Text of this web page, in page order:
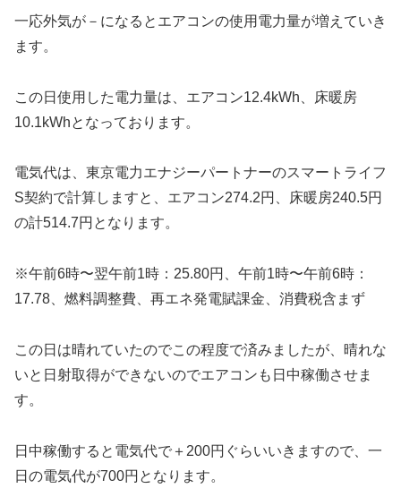
一応外気が－になるとエアコンの使用電力量が増えていき
ます。
この日使用した電力量は、エアコン12.4kWh、床暖房
10.1kWhとなっております。
電気代は、東京電力エナジーパートナーのスマートライフ
S契約で計算しますと、エアコン274.2円、床暖房240.5円
の計514.7円となります。
※午前6時〜翌午前1時：25.80円、午前1時〜午前6時：
17.78、燃料調整費、再エネ発電賦課金、消費税含まず
この日は晴れていたのでこの程度で済みましたが、晴れな
いと日射取得ができないのでエアコンも日中稼働させま
す。
日中稼働すると電気代で＋200円ぐらいいきますので、一
日の電気代が700円となります。